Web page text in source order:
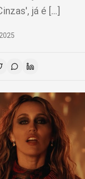
já é […]